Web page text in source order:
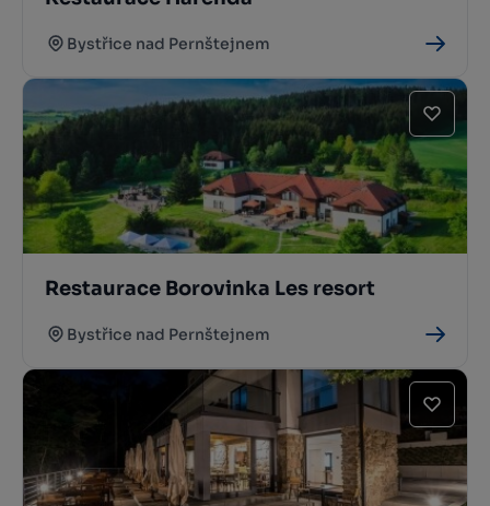
Bystřice nad Pernštejnem
Restaurace Borovinka Les resort
Bystřice nad Pernštejnem